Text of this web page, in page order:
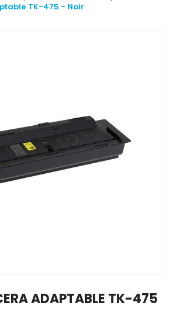
TK-475 - Noir
ADAPTABLE TK-475